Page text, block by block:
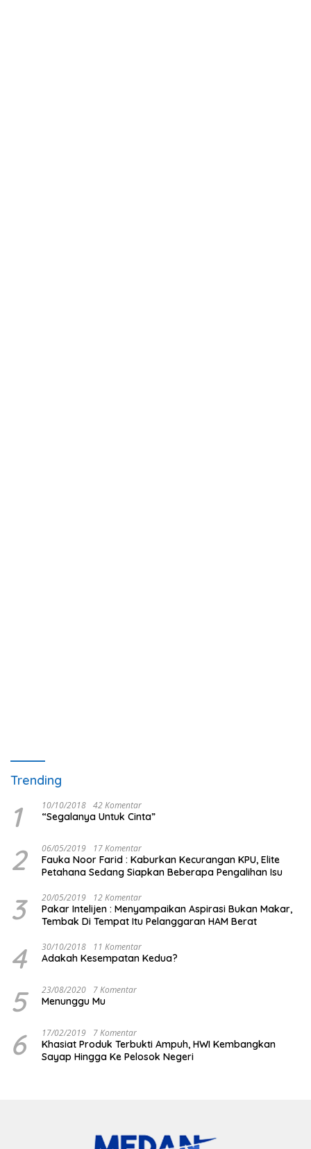
Trending
1 10/10/2018 42 Komentar
“Segalanya Untuk Cinta”
2 06/05/2019 17 Komentar
Fauka Noor Farid : Kaburkan Kecurangan KPU, Elite
Petahana Sedang Siapkan Beberapa Pengalihan Isu
3 20/05/2019 12 Komentar
Pakar Intelijen : Menyampaikan Aspirasi Bukan Makar,
Tembak Di Tempat Itu Pelanggaran HAM Berat
4 30/10/2018 11 Komentar
Adakah Kesempatan Kedua?
5 23/08/2020 7 Komentar
Menunggu Mu
6 17/02/2019 7 Komentar
Khasiat Produk Terbukti Ampuh, HWI Kembangkan
Sayap Hingga Ke Pelosok Negeri